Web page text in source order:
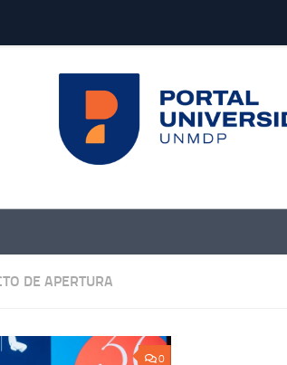
DE APERTURA
0